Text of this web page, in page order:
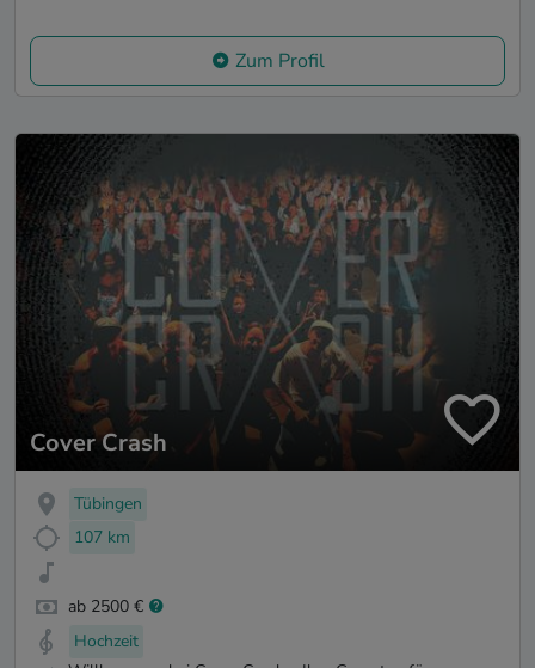
Zum Profil
Cover Crash
Tübingen
107 km
ab 2500 €
Hochzeit